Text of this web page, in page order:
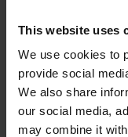
This website uses
We use cookies to
provide social
We also share
our social media,
may combine it
Frakt & Returer